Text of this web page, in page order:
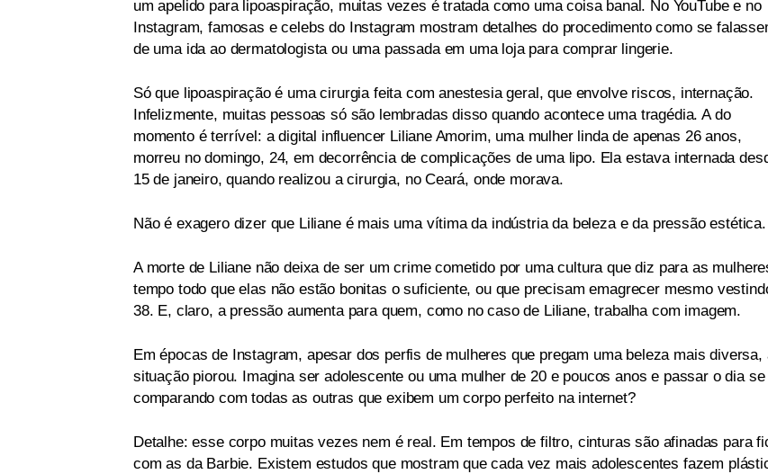
um apelido para lipoaspiração, muitas vezes é tratada como uma coisa banal. No YouTube e no
Instagram, famosas e celebs do Instagram mostram detalhes do procedimento como se
de uma ida ao dermatologista ou uma passada em uma loja para comprar lingerie.
Só que lipoaspiração é uma cirurgia feita com anestesia geral, que envolve riscos, internação.
Infelizmente, muitas pessoas só são lembradas disso quando acontece uma tragédia. A do
momento é terrível: a digital influencer Liliane Amorim, uma mulher linda de apenas 26 anos,
morreu no domingo, 24, em decorrência de complicações de uma lipo. Ela estava internada
15 de janeiro, quando realizou a cirurgia, no Ceará, onde morava.
Não é exagero dizer que Liliane é mais uma vítima da indústria da beleza e da pressão estética.
A morte de Liliane não deixa de ser um crime cometido por uma cultura que diz para as
tempo todo que elas não estão bonitas o suficiente, ou que precisam emagrecer mesmo
38. E, claro, a pressão aumenta para quem, como no caso de Liliane, trabalha com imagem.
Em épocas de Instagram, apesar dos perfis de mulheres que pregam uma beleza mais diversa,
situação piorou. Imagina ser adolescente ou uma mulher de 20 e poucos anos e passar o dia se
comparando com todas as outras que exibem um corpo perfeito na internet?
Detalhe: esse corpo muitas vezes nem é real. Em tempos de filtro, cinturas são afinadas para
com as da Barbie. Existem estudos que mostram que cada vez mais adolescentes fazem